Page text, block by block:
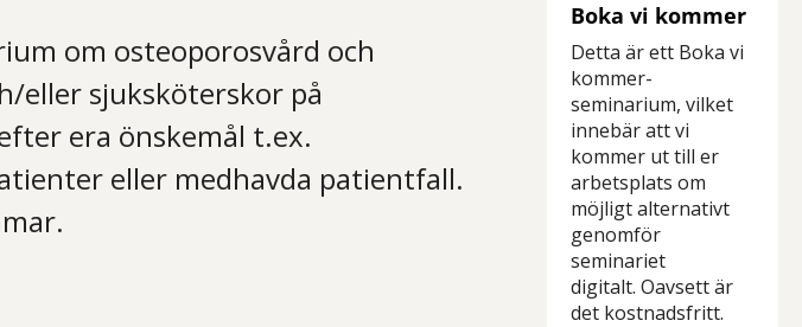
om osteoporosvård och
eller sjuksköterskor på
era önskemål t.ex.
eller medhavda patientfall.
Boka vi kommer
Detta är ett Boka vi
kommer-
seminarium, vilket
innebär att vi
kommer ut till er
arbetsplats om
möjligt alternativt
genomför
seminariet
digitalt. Oavsett är
det kostnadsfritt.